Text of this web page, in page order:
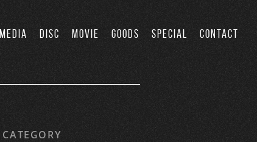
MEDIA DISC MOVIE GOODS SPECIAL CONTACT
CATEGORY